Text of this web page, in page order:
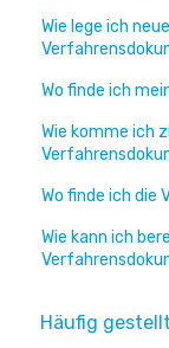
Wie lege ich
Wo finde ich
Wie komme ich
Wo finde ich
Wie kann ich
Häufig